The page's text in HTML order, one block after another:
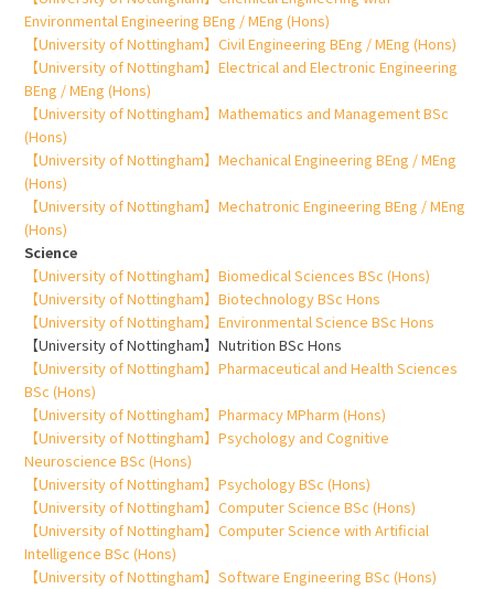
Environmental Engineering BEng / MEng (Hons)
【University of Nottingham】Civil Engineering BEng / MEng (Hons)
【University of Nottingham】Electrical and Electronic Engineering
BEng / MEng (Hons)
【University of Nottingham】Mathematics and Management BSc
(Hons)
【University of Nottingham】Mechanical Engineering BEng / MEng
(Hons)
【University of Nottingham】Mechatronic Engineering BEng / MEng
(Hons)
Science
【University of Nottingham】Biomedical Sciences BSc (Hons)
【University of Nottingham】Biotechnology BSc Hons
【University of Nottingham】Environmental Science BSc Hons
【University of Nottingham】Nutrition BSc Hons
【University of Nottingham】Pharmaceutical and Health Sciences
BSc (Hons)
【University of Nottingham】Pharmacy MPharm (Hons)
【University of Nottingham】Psychology and Cognitive
Neuroscience BSc (Hons)
【University of Nottingham】Psychology BSc (Hons)
【University of Nottingham】Computer Science BSc (Hons)
【University of Nottingham】Computer Science with Artificial
Intelligence BSc (Hons)
【University of Nottingham】Software Engineering BSc (Hons)